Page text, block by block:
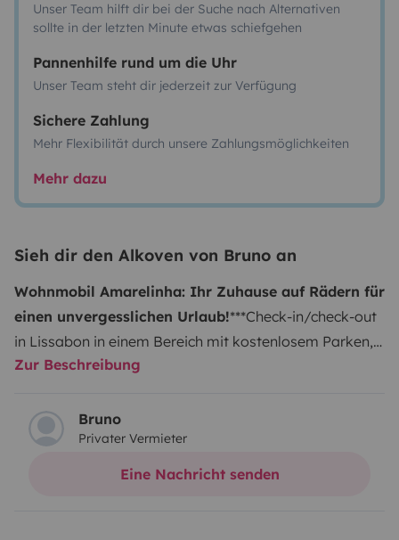
Unser Team hilft dir bei der Suche nach Alternativen
sollte in der letzten Minute etwas schiefgehen
Pannenhilfe rund um die Uhr
Unser Team steht dir jederzeit zur Verfügung
Sichere Zahlung
Mehr Flexibilität durch unsere Zahlungsmöglichkeiten
Mehr dazu
Sieh dir den Alkoven von Bruno an
Wohnmobil Amarelinha: Ihr Zuhause auf Rädern für
einen unvergesslichen Urlaub!***Check-in/check-out
in Lissabon in einem Bereich mit kostenlosem Parken, 8
km vom Flughafen Lissabon und 800 Meter von der U-
('Hellgelber Van'), bin ich perfekt für 3 Freunde oder ein
Paar mit 1 Kind.Ich habe die ideale Größe für einfaches
Fahren und Parken, wo auch immer ein
Zur Beschreibung
Bruno
Privater Vermieter
Eine Nachricht senden